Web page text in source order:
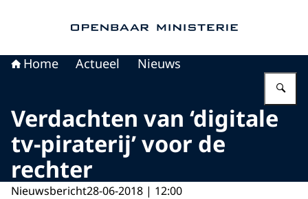
Home Actueel Nieuws
Verdachten van ‘digitale
tv-piraterij’ voor de
rechter
Nieuwsbericht28-06-2018 | 12:00